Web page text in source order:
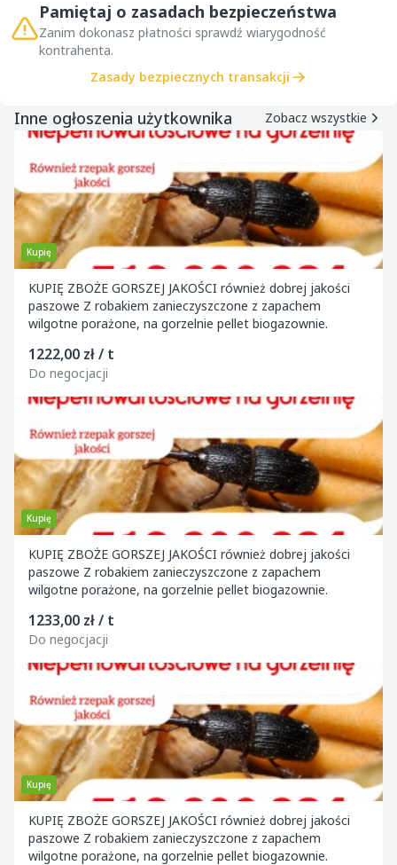
Pamiętaj o zasadach bezpieczeństwa
Zanim dokonasz płatności sprawdź wiarygodność
kontrahenta.
Zasady bezpiecznych transakcji
Inne ogłoszenia użytkownika Zobacz wszystkie
Kupię
KUPIĘ ZBOŻE GORSZEJ JAKOŚCI również dobrej jakości
paszowe Z robakiem zanieczyszczone z zapachem
wilgotne porażone, na gorzelnie pellet biogazownie.
1222,00 zł / t
Do negocjacji
Kupię
KUPIĘ ZBOŻE GORSZEJ JAKOŚCI również dobrej jakości
paszowe Z robakiem zanieczyszczone z zapachem
wilgotne porażone, na gorzelnie pellet biogazownie.
1233,00 zł / t
Do negocjacji
Kupię
KUPIĘ ZBOŻE GORSZEJ JAKOŚCI również dobrej jakości
paszowe Z robakiem zanieczyszczone z zapachem
wilgotne porażone, na gorzelnie pellet biogazownie.